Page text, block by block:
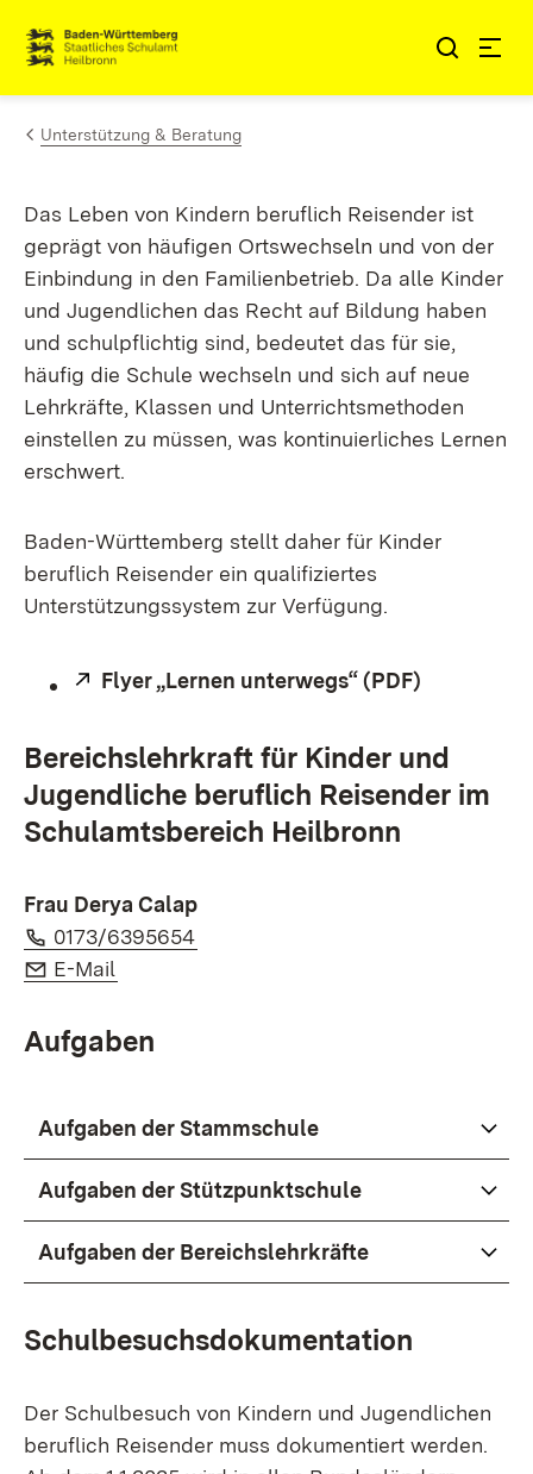
Zum Inhalt springen
Link zur Startseite
Unterstützung & Beratung
Das Leben von Kindern beruflich Reisender ist
geprägt von häufigen Ortswechseln und von der
Einbindung in den Familienbetrieb. Da alle Kinder
und Jugendlichen das Recht auf Bildung haben
und schulpflichtig sind, bedeutet das für sie,
häufig die Schule wechseln und sich auf neue
Lehrkräfte, Klassen und Unterrichtsmethoden
einstellen zu müssen, was kontinuierliches Lernen
erschwert.
Baden-Württemberg stellt daher für Kinder
beruflich Reisender ein qualifiziertes
Unterstützungssystem zur Verfügung.
Extern:
Flyer „Lernen unterwegs“ (PDF)
Bereichslehrkraft für Kinder und
Jugendliche beruflich Reisender im
Schulamtsbereich Heilbronn
Frau Derya Calap
Telefon:
0173/6395654
E-Mail:
E-Mail
Aufgaben
Aufgaben der Stammschule
Aufgaben der Stützpunktschule
Aufgaben der Bereichslehrkräfte
Schulbesuchsdokumentation
Der Schulbesuch von Kindern und Jugendlichen
beruflich Reisender muss dokumentiert werden.